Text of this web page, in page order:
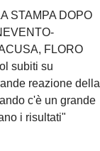
STAMPA DOPO
FLORO
subiti su
reazione della
c'è un grande
i risultati"